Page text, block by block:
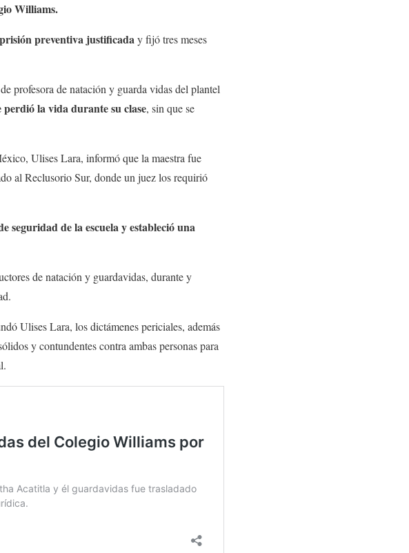
Williams.
preventiva justificaday fijó tres meses
profesora de natación y guarda vidas del plantel
la vida durante su clase, sin que se
Ulises Lara, informó que la maestra fue
al Reclusorio Sur, donde un juez los requirió
seguridad de la escuela y estableció una
de natación y guardavidas, durante y
Ulises Lara, los dictámenes periciales, además
y contundentes contra ambas personas para